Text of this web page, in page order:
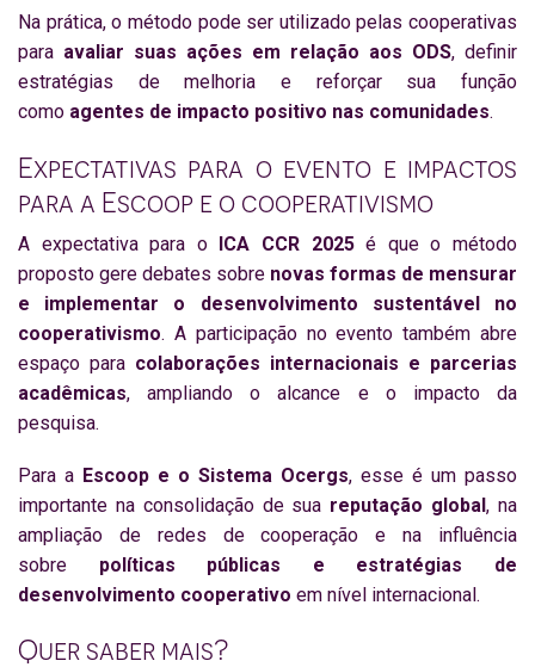
Na prática, o método pode ser utilizado pelas cooperativas
para avaliar suas ações em relação aos ODS, definir
estratégias de melhoria e reforçar sua função
como agentes de impacto positivo nas comunidades.
Expectativas para o evento e impactos
para a Escoop e o cooperativismo
A expectativa para o ICA CCR 2025 é que o método
proposto gere debates sobre novas formas de mensurar
e implementar o desenvolvimento sustentável no
cooperativismo. A participação no evento também abre
espaço para colaborações internacionais e parcerias
acadêmicas, ampliando o alcance e o impacto da
pesquisa.
Para a Escoop e o Sistema Ocergs, esse é um passo
importante na consolidação de sua reputação global, na
ampliação de redes de cooperação e na influência
sobre
políticas públicas e estratégias de
desenvolvimento cooperativo em nível internacional.
Quer saber mais?